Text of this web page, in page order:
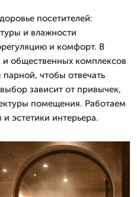
посетителей:
и влажности
и комфорт. В
и общественных комплексов
чтобы отвечать
зависит от привычек,
помещения. Работаем
эстетики интерьера.